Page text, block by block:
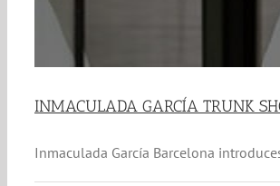
INMACULADA GARCÍA TRUNK
Inmaculada García Barcelona